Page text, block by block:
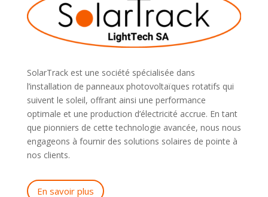
SolarTrack est une société spécialisée dans
l’installation de panneaux photovoltaïques rotatifs qui
suivent le soleil, offrant ainsi une performance
optimale et une production d’électricité accrue. En tant
que pionniers de cette technologie avancée, nous nous
engageons à fournir des solutions solaires de pointe à
nos clients.
En savoir plus